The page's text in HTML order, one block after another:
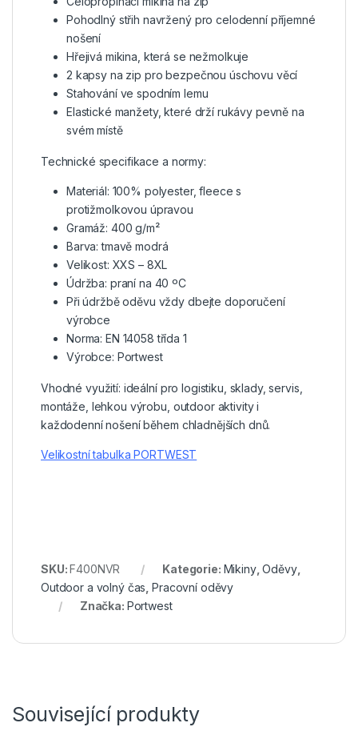
Pohodlný střih navržený pro celodenní příjemné
nošení
Hřejivá mikina, která se nežmolkuje
2 kapsy na zip pro bezpečnou úschovu věcí
Stahování ve spodním lemu
Elastické manžety, které drží rukávy pevně na
svém místě
Technické specifikace a normy:
Materiál: 100% polyester, fleece s
protižmolkovou úpravou
Gramáž: 400 g/m²
Barva: tmavě modrá
Velikost: XXS – 8XL
Údržba: praní na 40 ºC
Při údržbě oděvu vždy dbejte doporučení
výrobce
Norma: EN 14058 třída 1
Výrobce: Portwest
Vhodné využití: ideální pro logistiku, sklady, servis,
montáže, lehkou výrobu, outdoor aktivity i
každodenní nošení během chladnějších dnů.
Velikostní tabulka PORTWEST
SKU:F400NVR Kategorie: Mikiny,Oděvy,
Outdoor a volný čas ,Pracovní oděvy
Značka: Portwest
Související produkty